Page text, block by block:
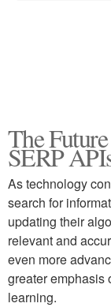
The
SERP
As technology
search for
updating their
relevant and
even more
greater emphasis
learning.